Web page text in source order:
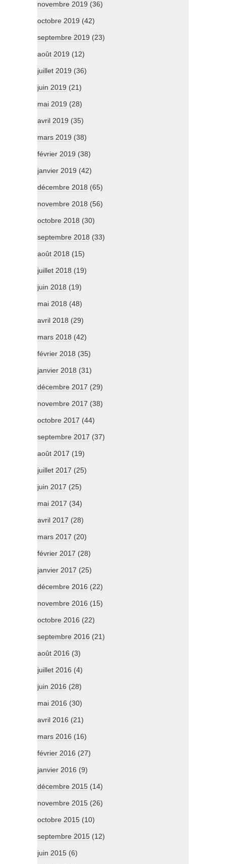
novembre 2019 (36)
octobre 2019 (42)
septembre 2019 (23)
août 2019 (12)
juillet 2019 (36)
juin 2019 (21)
mai 2019 (28)
avril 2019 (35)
mars 2019 (38)
février 2019 (38)
janvier 2019 (42)
décembre 2018 (65)
novembre 2018 (56)
octobre 2018 (30)
septembre 2018 (33)
août 2018 (15)
juillet 2018 (19)
juin 2018 (19)
mai 2018 (48)
avril 2018 (29)
mars 2018 (42)
février 2018 (35)
janvier 2018 (31)
décembre 2017 (29)
novembre 2017 (38)
octobre 2017 (44)
septembre 2017 (37)
août 2017 (19)
juillet 2017 (25)
juin 2017 (25)
mai 2017 (34)
avril 2017 (28)
mars 2017 (20)
février 2017 (28)
janvier 2017 (25)
décembre 2016 (22)
novembre 2016 (15)
octobre 2016 (22)
septembre 2016 (21)
août 2016 (3)
juillet 2016 (4)
juin 2016 (28)
mai 2016 (30)
avril 2016 (21)
mars 2016 (16)
février 2016 (27)
janvier 2016 (9)
décembre 2015 (14)
novembre 2015 (26)
octobre 2015 (10)
septembre 2015 (12)
juin 2015 (6)